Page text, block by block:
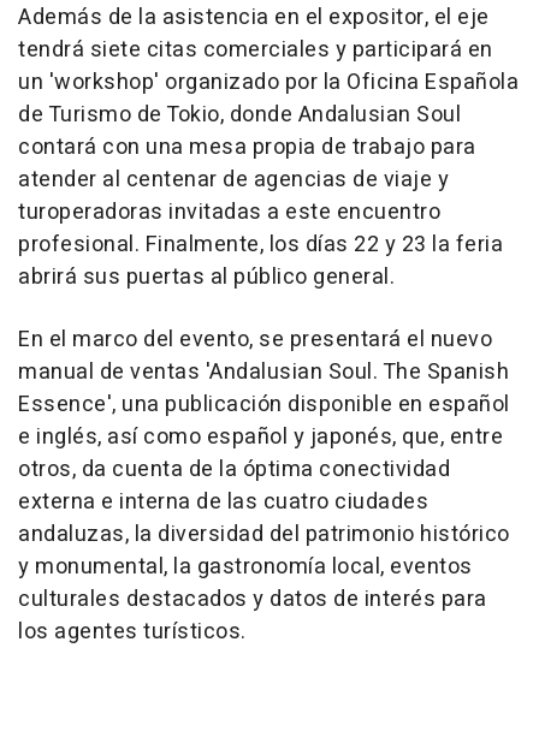
Además de la asistencia en el expositor, el eje
tendrá siete citas comerciales y participará en
un 'workshop' organizado por la Oficina Española
de Turismo de Tokio, donde Andalusian Soul
contará con una mesa propia de trabajo para
atender al centenar de agencias de viaje y
turoperadoras invitadas a este encuentro
profesional. Finalmente, los días 22 y 23 la feria
abrirá sus puertas al público general.
En el marco del evento, se presentará el nuevo
manual de ventas 'Andalusian Soul. The Spanish
Essence', una publicación disponible en español
e inglés, así como español y japonés, que, entre
otros, da cuenta de la óptima conectividad
externa e interna de las cuatro ciudades
andaluzas, la diversidad del patrimonio histórico
y monumental, la gastronomía local, eventos
culturales destacados y datos de interés para
los agentes turísticos.